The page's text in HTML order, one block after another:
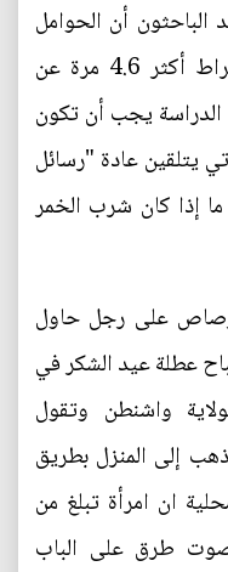
الباحثون أن الحوامل
غير المتزوجات يشربن الخمر بإفراط أكثر 4.6 مرة عن
الدراسة يجب أن تكون
يتلقين عادة "رسائل
إذا كان شرب الخمر
على رجل حاول
عطلة عيد الشكر في
واشنطن وتقول
إلى المنزل بطريق
ان امرأة تبلغ من
صوت طرق على الباب